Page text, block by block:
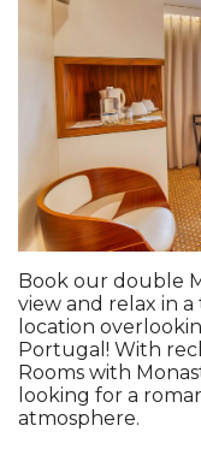
Book our double
view and relax in
location
Portugal! With
Rooms with
looking for a
atmosphere.